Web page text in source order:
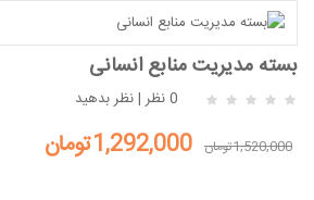
بسته مدیریت منابع انسانی
|نظر بدهید
1,520,000تومان 1,292,000تومان